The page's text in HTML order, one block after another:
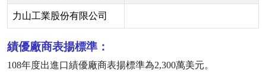
力山工業股份有限公司
績優廠商表揚標準：
108年度出進口績優廠商表揚標準為2,300萬美元。